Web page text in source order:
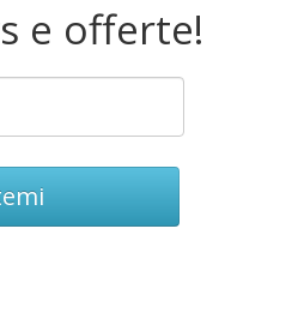
e offerte!